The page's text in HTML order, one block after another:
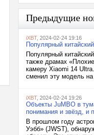
Предыдущие
iXBT, 2024-02-24 19:16
Популярный
Популярный
также драмах
камеру Xiaomi 14
сменил эту модель
iXBT, 2024-02-24 19:26
Объекты JuMBO в
понимания и звёзд, и
В прошлом году
Уэбб» (JWST),